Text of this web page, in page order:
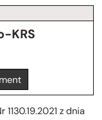
KRS
1130.19.2021 z dnia